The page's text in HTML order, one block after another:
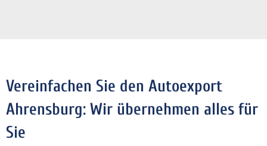
Vereinfachen Sie den Autoexport
Ahrensburg: Wir übernehmen alles für
Sie